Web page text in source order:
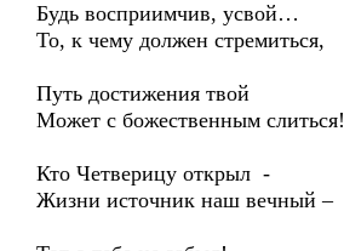
Будь восприимчив, усвой…
То, к чему должен стремиться,
Путь достижения твой
Может с божественным слиться!
Кто Четверицу открыл -
Жизни источник наш вечный –